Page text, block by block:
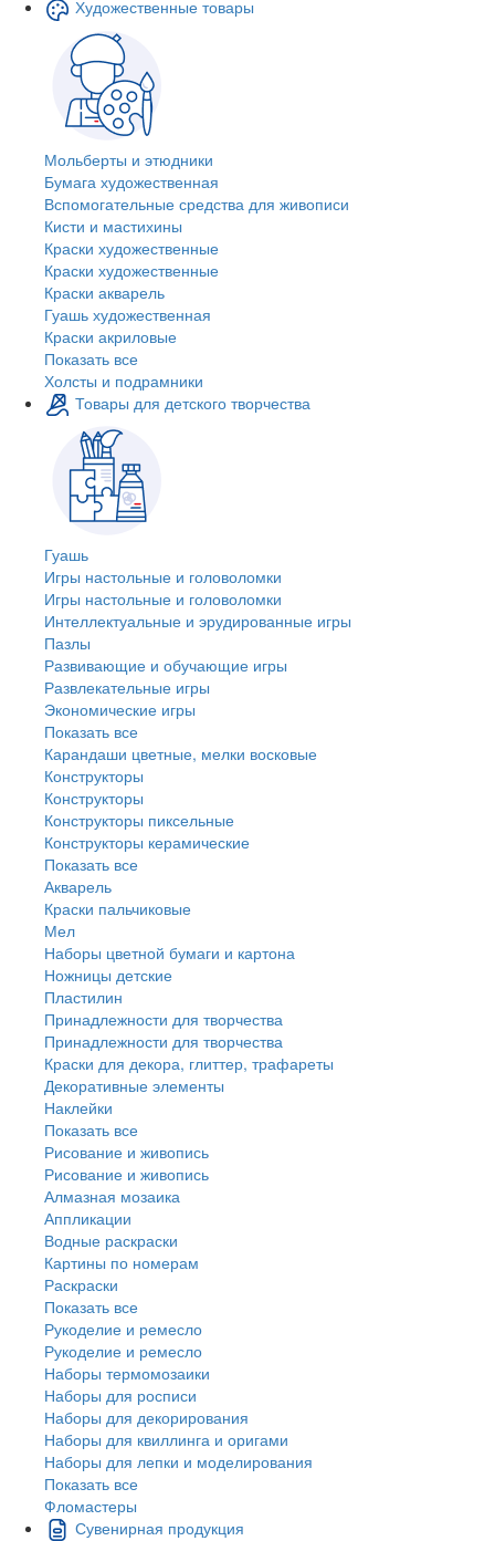
Художественные товары
Мольберты и этюдники
Бумага художественная
Вспомогательные средства для живописи
Кисти и мастихины
Краски художественные
Краски художественные
Краски акварель
Гуашь художественная
Краски акриловые
Показать все
Холсты и подрамники
Товары для детского творчества
Гуашь
Игры настольные и головоломки
Игры настольные и головоломки
Интеллектуальные и эрудированные игры
Пазлы
Развивающие и обучающие игры
Развлекательные игры
Экономические игры
Показать все
Карандаши цветные, мелки восковые
Конструкторы
Конструкторы
Конструкторы пиксельные
Конструкторы керамические
Показать все
Акварель
Краски пальчиковые
Мел
Наборы цветной бумаги и картона
Ножницы детские
Пластилин
Принадлежности для творчества
Принадлежности для творчества
Краски для декора, глиттер, трафареты
Декоративные элементы
Наклейки
Показать все
Рисование и живопись
Рисование и живопись
Алмазная мозаика
Аппликации
Водные раскраски
Картины по номерам
Раскраски
Показать все
Рукоделие и ремесло
Рукоделие и ремесло
Наборы термомозаики
Наборы для росписи
Наборы для декорирования
Наборы для квиллинга и оригами
Наборы для лепки и моделирования
Показать все
Фломастеры
Сувенирная продукция